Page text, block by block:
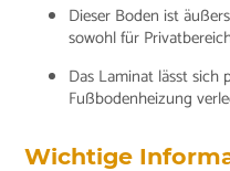
Dieser Boden ist
sowohl für
Das Laminat lässt sich
Fußbodenheizung
Wichtige